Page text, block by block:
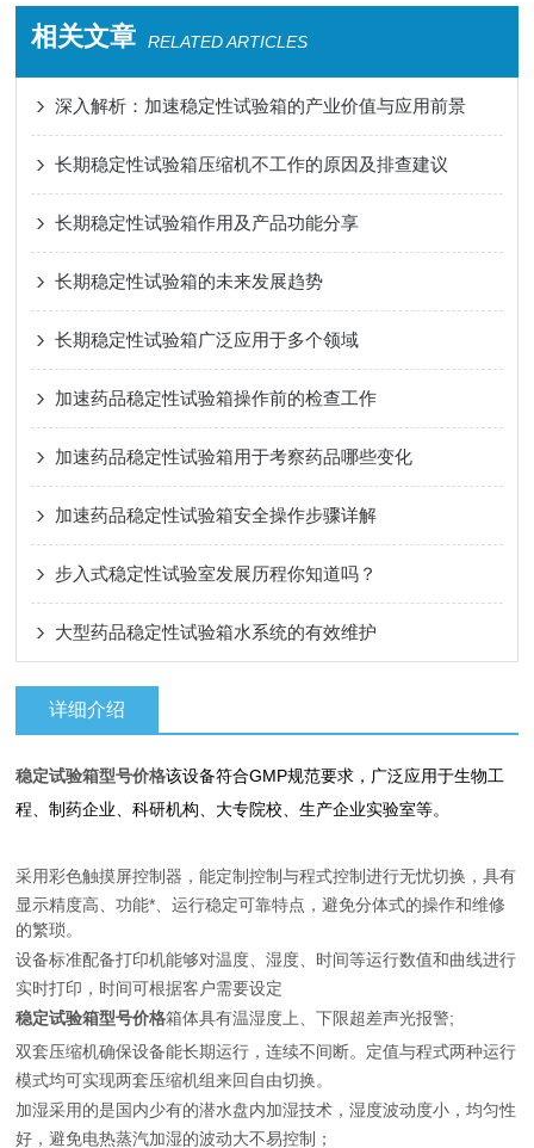
相关文章 RELATED ARTICLES
深入解析：加速稳定性试验箱的产业价值与应用前景
长期稳定性试验箱压缩机不工作的原因及排查建议
长期稳定性试验箱作用及产品功能分享
长期稳定性试验箱的未来发展趋势
长期稳定性试验箱广泛应用于多个领域
加速药品稳定性试验箱操作前的检查工作
加速药品稳定性试验箱用于考察药品哪些变化
加速药品稳定性试验箱安全操作步骤详解
步入式稳定性试验室发展历程你知道吗？
大型药品稳定性试验箱水系统的有效维护
详细介绍
稳定试验箱型号价格该设备符合GMP规范要求，广泛应用于生物工
程、制药企业、科研机构、大专院校、生产企业实验室等。
采用彩色触摸屏控制器，能定制控制与程式控制进行无忧切换，具有
显示精度高、功能*、运行稳定可靠特点，避免分体式的操作和维修
的繁琐。
设备标准配备打印机能够对温度、湿度、时间等运行数值和曲线进行
实时打印，时间可根据客户需要设定
稳定试验箱型号价格箱体具有温湿度上、下限超差声光报警;
双套压缩机确保设备能长期运行，连续不间断。定值与程式两种运行
模式均可实现两套压缩机组来回自由切换。
加湿采用的是国内少有的潜水盘内加湿技术，湿度波动度小，均匀性
好，避免电热蒸汽加湿的波动大不易控制；